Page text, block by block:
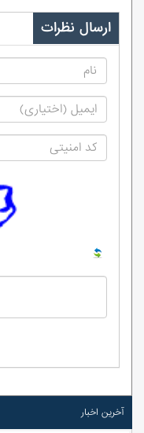
ارسال نظرات
آخرین اخبار